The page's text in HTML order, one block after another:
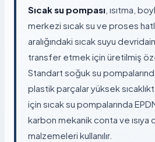
Sıcak su pompası , ısıtma,
merkezi sıcak su ve proses
aralığındaki sıcak suyu
transfer etmek için üretilmiş
Standart soğuk su
plastik parçalar yüksek
için sıcak su pompalarında
karbon mekanik conta ve ısıya
malzemeleri kullanılır.